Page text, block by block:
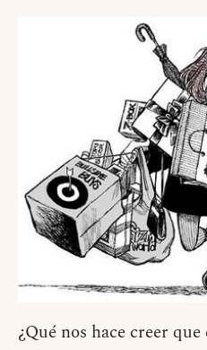
¿Qué nos hace creer